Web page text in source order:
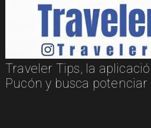
Traveler Tips, la
Pucón y busca potenciar